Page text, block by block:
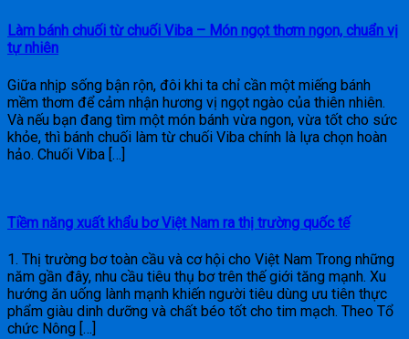
Làm bánh chuối từ chuối Viba – Món ngọt thơm ngon, chuẩn vị
tự nhiên
Giữa nhịp sống bận rộn, đôi khi ta chỉ cần một miếng bánh
mềm thơm để cảm nhận hương vị ngọt ngào của thiên nhiên.
Và nếu bạn đang tìm một món bánh vừa ngon, vừa tốt cho sức
khỏe, thì bánh chuối làm từ chuối Viba chính là lựa chọn hoàn
hảo. Chuối Viba […]
Tiềm năng xuất khẩu bơ Việt Nam ra thị trường quốc tế
1. Thị trường bơ toàn cầu và cơ hội cho Việt Nam Trong những
năm gần đây, nhu cầu tiêu thụ bơ trên thế giới tăng mạnh. Xu
hướng ăn uống lành mạnh khiến người tiêu dùng ưu tiên thực
phẩm giàu dinh dưỡng và chất béo tốt cho tim mạch. Theo Tổ
chức Nông […]